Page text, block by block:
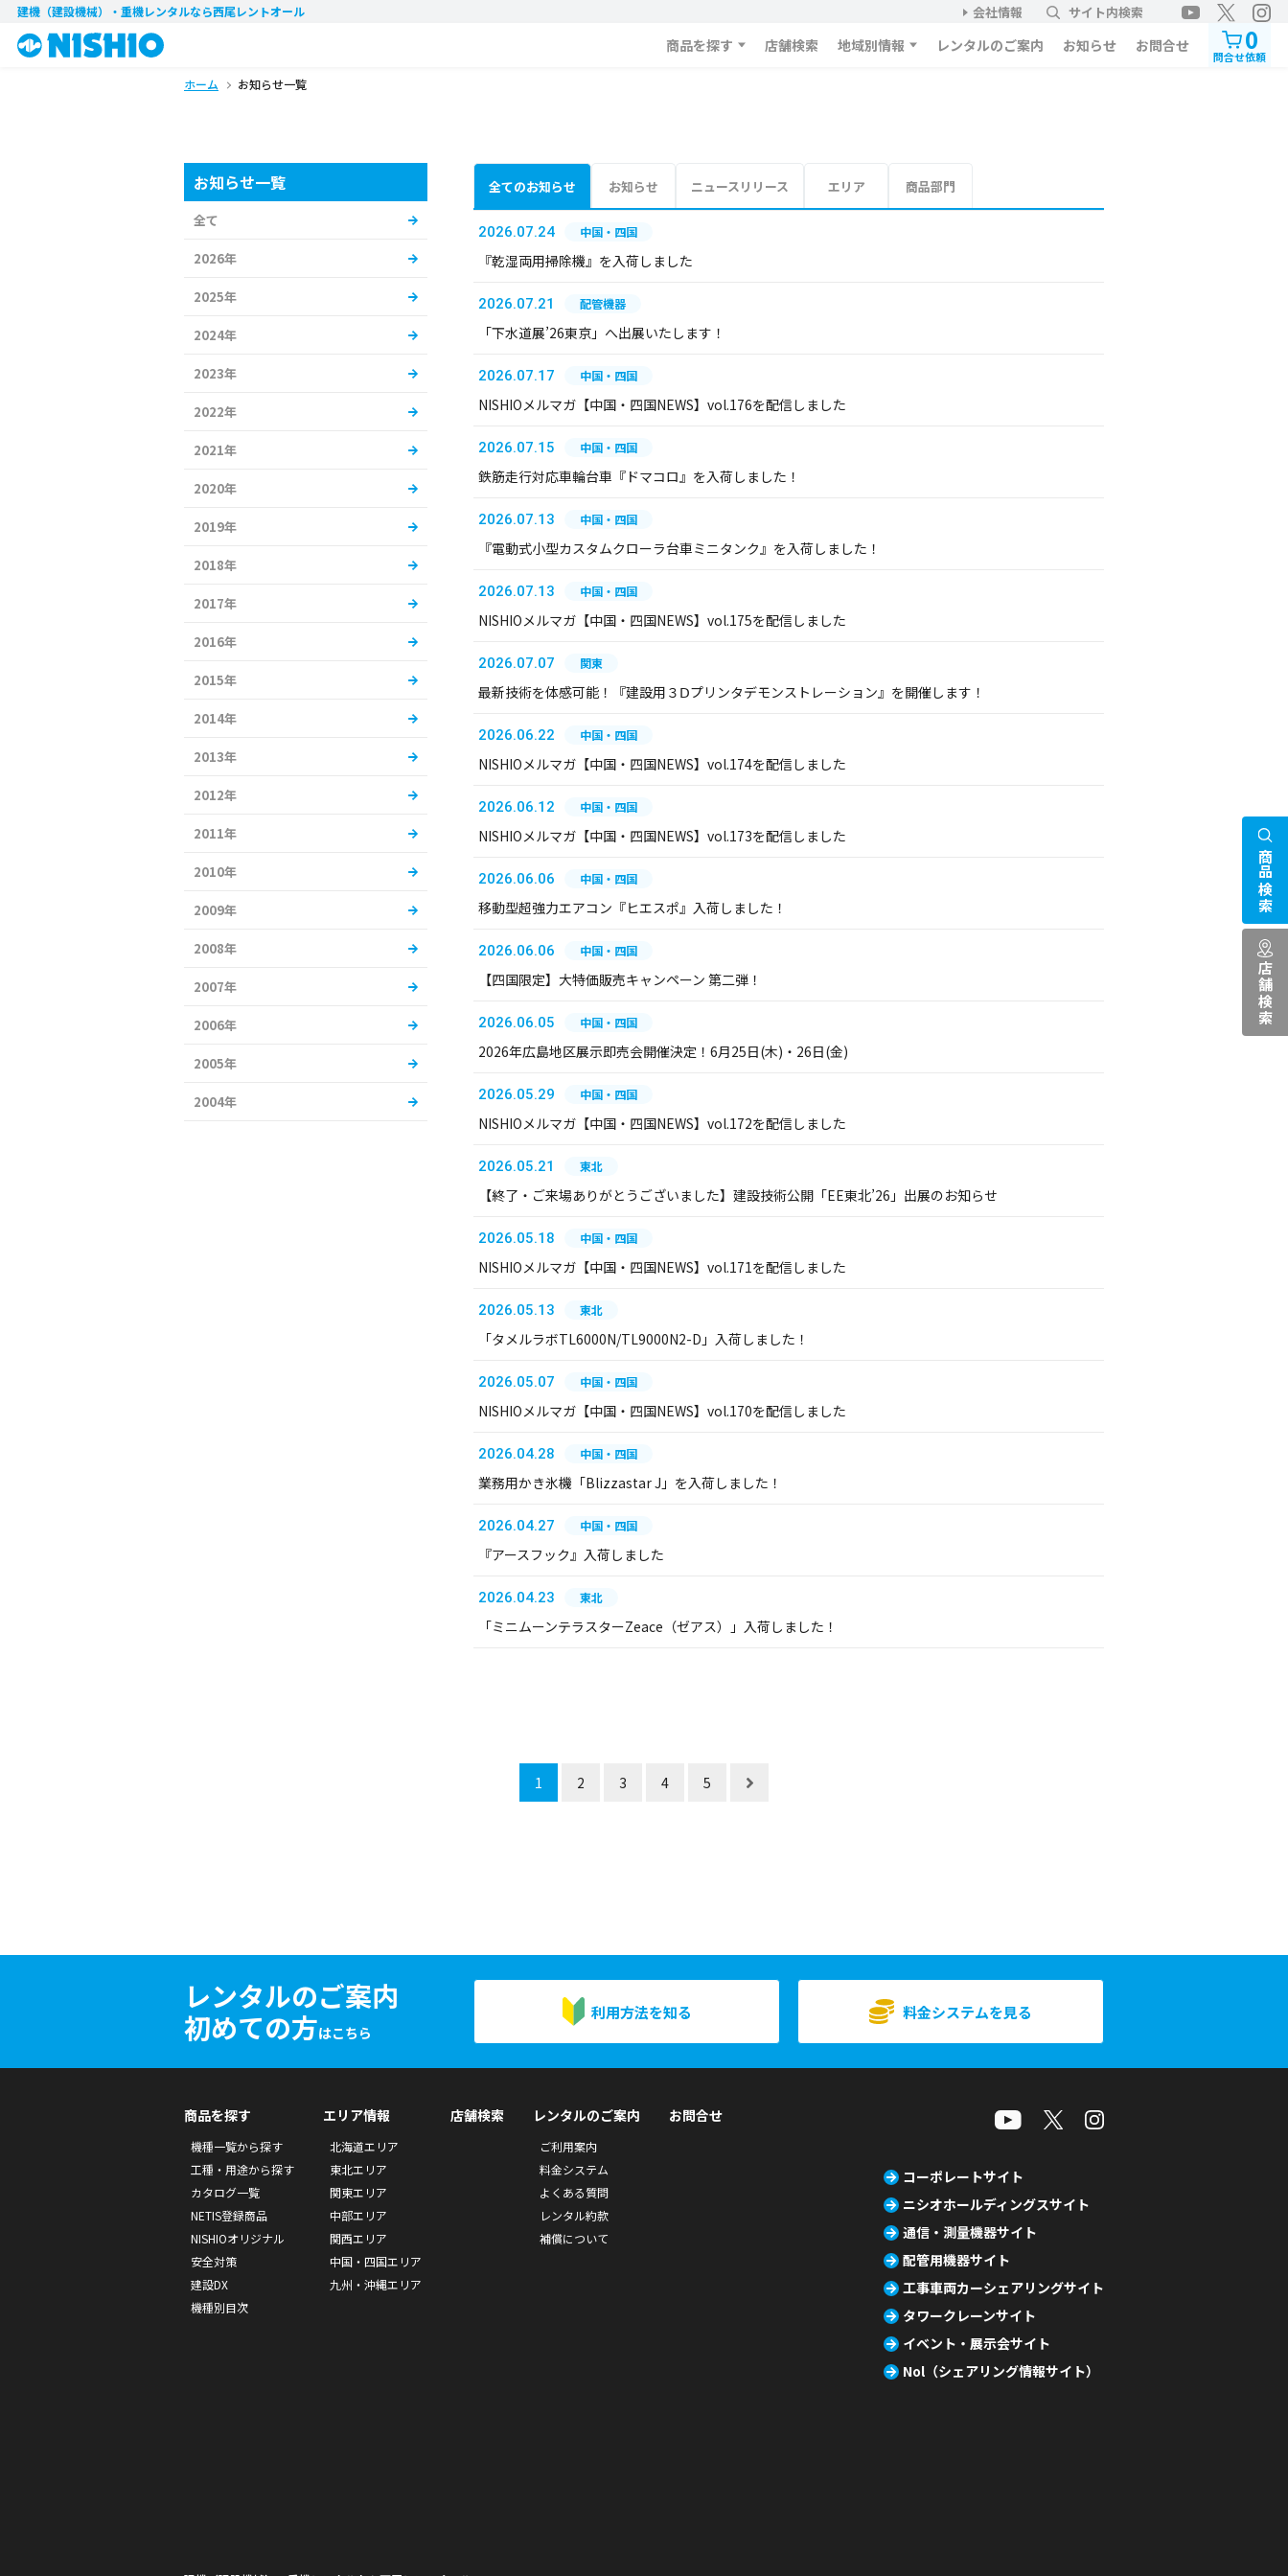
建機（建設機械）・重機レンタルなら西尾レントオール 会社情報 サイト内検索
商品を探す 店舗検索 地域別情報 レンタルのご案内 お知らせ お問合せ 0
問合せ依頼
ホーム お知らせ一覧
全てのお知らせ お知らせ ニュースリリース エリア 商品部門
2026.07.24 中国・四国
『乾湿両用掃除機』を入荷しました
2026.07.21 配管機器
「下水道展’26東京」へ出展いたします！
2026.07.17 中国・四国
NISHIOメルマガ【中国・四国NEWS】vol.176を配信しました
2026.07.15 中国・四国
鉄筋走行対応車輪台車『ドマコロ』を入荷しました！
2026.07.13 中国・四国
『電動式小型カスタムクローラ台車ミニタンク』を入荷しました！
2026.07.13 中国・四国
NISHIOメルマガ【中国・四国NEWS】vol.175を配信しました
2026.07.07 関東
最新技術を体感可能！『建設用３Ⅾプリンタデモンストレーション』を開催します！
2026.06.22 中国・四国
NISHIOメルマガ【中国・四国NEWS】vol.174を配信しました
2026.06.12 中国・四国
NISHIOメルマガ【中国・四国NEWS】vol.173を配信しました
2026.06.06 中国・四国
移動型超強力エアコン『ヒエスポ』入荷しました！
2026.06.06 中国・四国
【四国限定】大特価販売キャンペーン 第二弾！
2026.06.05 中国・四国
2026年広島地区展示即売会開催決定！6月25日(木)・26日(金)
2026.05.29 中国・四国
NISHIOメルマガ【中国・四国NEWS】vol.172を配信しました
2026.05.21 東北
【終了・ご来場ありがとうございました】建設技術公開「EE東北’26」出展のお知らせ
2026.05.18 中国・四国
NISHIOメルマガ【中国・四国NEWS】vol.171を配信しました
2026.05.13 東北
「タメルラボTL6000N/TL9000N2-D」入荷しました！
2026.05.07 中国・四国
NISHIOメルマガ【中国・四国NEWS】vol.170を配信しました
2026.04.28 中国・四国
業務用かき氷機「Blizzastar J」を入荷しました！
2026.04.27 中国・四国
『アースフック』入荷しました
2026.04.23 東北
「ミニムーンテラスターZeace（ゼアス）」入荷しました！
1 2 3 4 5
お知らせ一覧
全て
2026年
2025年
2024年
2023年
2022年
2021年
2020年
2019年
2018年
2017年
2016年
2015年
2014年
2013年
2012年
2011年
2010年
2009年
2008年
2007年
2006年
2005年
2004年
レンタルのご案内
初めての方はこちら
利用方法を知る 料金システムを見る
商品検索
店舗検索
商品を探す
機種一覧から探す
工種・用途から探す
カタログ一覧
NETIS登録商品
NISHIOオリジナル
安全対策
建設DX
機種別目次
エリア情報
北海道エリア
東北エリア
関東エリア
中部エリア
関西エリア
中国・四国エリア
九州・沖縄エリア
店舗検索 レンタルのご案内
ご利用案内
料金システム
よくある質問
レンタル約款
補償について
お問合せ
コーポレートサイト
ニシオホールディングスサイト
通信・測量機器サイト
配管用機器サイト
工事車両カーシェアリングサイト
タワークレーンサイト
イベント・展示会サイト
Nol（シェアリング情報サイト）